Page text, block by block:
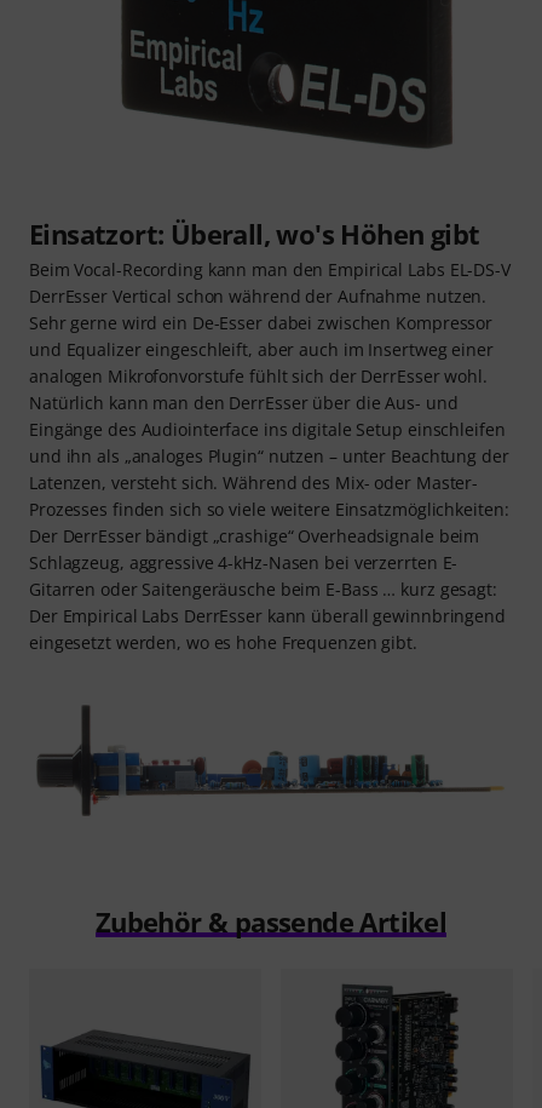
Einsatzort: Überall, wo's Höhen gibt
Beim Vocal-Recording kann man den Empirical Labs EL-DS-V
DerrEsser Vertical schon während der Aufnahme nutzen.
Sehr gerne wird ein De-Esser dabei zwischen Kompressor
und Equalizer eingeschleift, aber auch im Insertweg einer
analogen Mikrofonvorstufe fühlt sich der DerrEsser wohl.
Natürlich kann man den DerrEsser über die Aus- und
Eingänge des Audiointerface ins digitale Setup einschleifen
und ihn als „analoges Plugin“ nutzen – unter Beachtung der
Latenzen, versteht sich. Während des Mix- oder Master-
Prozesses finden sich so viele weitere Einsatzmöglichkeiten:
Der DerrEsser bändigt „crashige“ Overheadsignale beim
Schlagzeug, aggressive 4-kHz-Nasen bei verzerrten E-
Gitarren oder Saitengeräusche beim E-Bass … kurz gesagt:
Der Empirical Labs DerrEsser kann überall gewinnbringend
eingesetzt werden, wo es hohe Frequenzen gibt.
Zubehör & passende Artikel